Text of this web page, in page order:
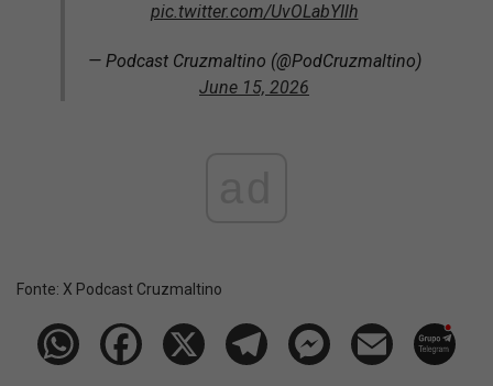
pic.twitter.com/UvOLabYIlh
— Podcast Cruzmaltino (@PodCruzmaltino)
June 15, 2026
Fonte: X Podcast Cruzmaltino